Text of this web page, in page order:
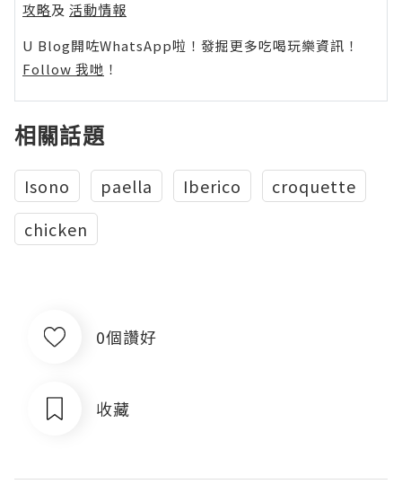
攻略及 活動情報
U Blog開咗WhatsApp啦！發掘更多吃喝玩樂資訊！
Follow 我哋 ！
相關話題
Isono paella Iberico
croquette
chicken
0個讚好
收藏